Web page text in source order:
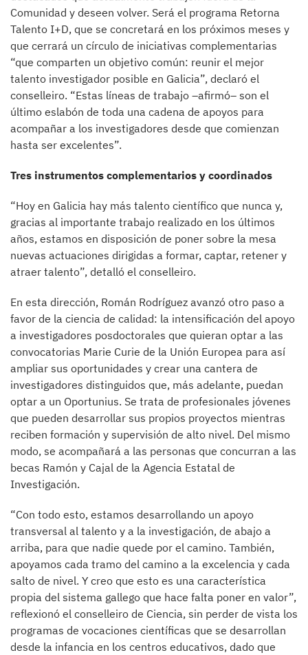
Comunidad y deseen volver. Será el programa Retorna
Talento I+D, que se concretará en los próximos meses y
que cerrará un círculo de iniciativas complementarias
“que comparten un objetivo común: reunir el mejor
talento investigador posible en Galicia”, declaró el
conselleiro. “Estas líneas de trabajo –afirmó– son el
último eslabón de toda una cadena de apoyos para
acompañar a los investigadores desde que comienzan
hasta ser excelentes”.
Tres instrumentos complementarios y coordinados
“Hoy en Galicia hay más talento científico que nunca y,
gracias al importante trabajo realizado en los últimos
años, estamos en disposición de poner sobre la mesa
nuevas actuaciones dirigidas a formar, captar, retener y
atraer talento”, detalló el conselleiro.
En esta dirección, Román Rodríguez avanzó otro paso a
favor de la ciencia de calidad: la intensificación del apoyo
a investigadores posdoctorales que quieran optar a las
convocatorias Marie Curie de la Unión Europea para así
ampliar sus oportunidades y crear una cantera de
investigadores distinguidos que, más adelante, puedan
optar a un Oportunius. Se trata de profesionales jóvenes
que pueden desarrollar sus propios proyectos mientras
reciben formación y supervisión de alto nivel. Del mismo
modo, se acompañará a las personas que concurran a las
becas Ramón y Cajal de la Agencia Estatal de
Investigación.
“Con todo esto, estamos desarrollando un apoyo
transversal al talento y a la investigación, de abajo a
arriba, para que nadie quede por el camino. También,
apoyamos cada tramo del camino a la excelencia y cada
salto de nivel. Y creo que esto es una característica
propia del sistema gallego que hace falta poner en valor”,
reflexionó el conselleiro de Ciencia, sin perder de vista los
programas de vocaciones científicas que se desarrollan
desde la infancia en los centros educativos, dado que